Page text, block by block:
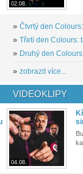
02.08.
» Čtvrtý den
» Třetí den Colours:
» Druhý den
» zobrazit více...
VIDEOKLIPY
04.08.